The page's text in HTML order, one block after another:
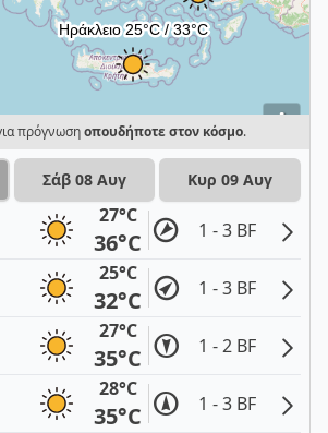
i
πρόγνωσηοπουδήποτε στον κόσμο.
Σάβ 08 Αυγ Κυρ 09 Αυγ
27°C
36°C 1 - 3 BF
25°C
32°C 1 - 3 BF
27°C
35°C 1 - 2 BF
28°C
35°C 1 - 3 BF